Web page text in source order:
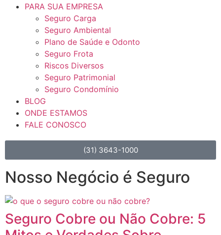
PARA SUA EMPRESA
Seguro Carga
Seguro Ambiental
Plano de Saúde e Odonto
Seguro Frota
Riscos Diversos
Seguro Patrimonial
Seguro Condomínio
BLOG
ONDE ESTAMOS
FALE CONOSCO
(31) 3643-1000
Nosso Negócio é Seguro
Seguro Cobre ou Não Cobre: 5